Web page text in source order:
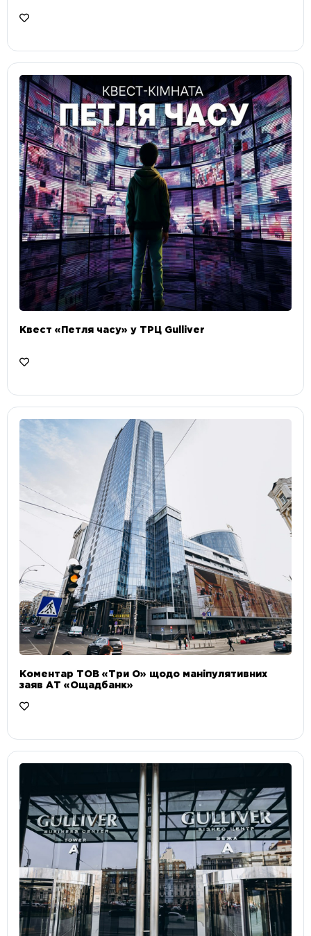
Квест «Петля часу» у ТРЦ Gulliver
Коментар ТОВ «Три О» щодо маніпулятивних
заяв АТ «Ощадбанк»